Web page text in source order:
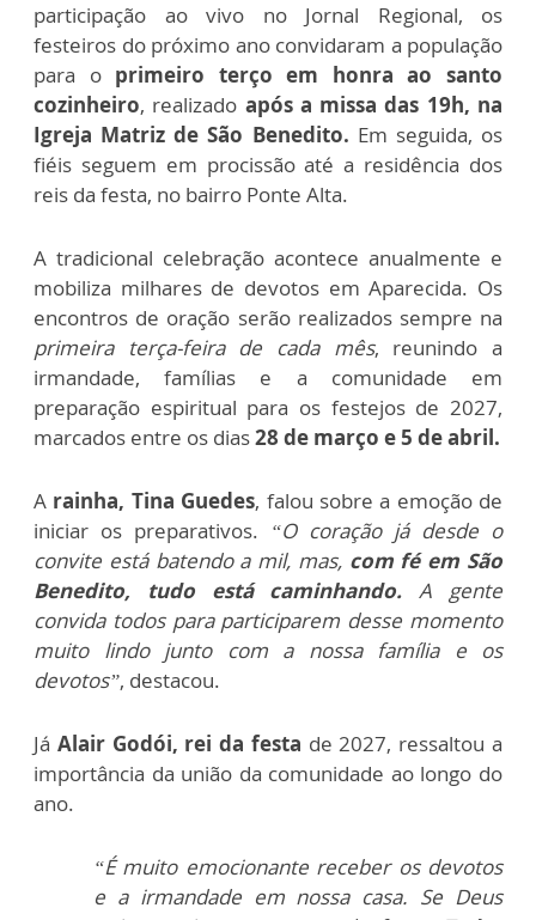
participação ao vivo no Jornal Regional, os
festeiros do próximo ano convidaram a população
para o primeiro terço em honra ao santo
cozinheiro, realizado após a missa das 19h, na
Igreja Matriz de São Benedito. Em seguida, os
fiéis seguem em procissão até a residência dos
reis da festa, no bairro Ponte Alta.
A tradicional celebração acontece anualmente e
mobiliza milhares de devotos em Aparecida. Os
encontros de oração serão realizados sempre na
primeira terça-feira de cada mês, reunindo a
irmandade, famílias e a comunidade em
preparação espiritual para os festejos de 2027,
marcados entre os dias28 de março e 5 de abril.
A rainha, Tina Guedes, falou sobre a emoção de
iniciar os preparativos. “O coração já desde o
convite está batendo a mil, mas, com fé em São
Benedito, tudo está caminhando. A gente
convida todos para participarem desse momento
muito lindo junto com a nossa família e os
devotos”, destacou.
Já Alair Godói, rei da festa de 2027, ressaltou a
importância da união da comunidade ao longo do
ano.
“É muito emocionante receber os devotos
e a irmandade em nossa casa. Se Deus